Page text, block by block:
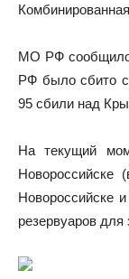
МО РФ
РФ было сбито
95 сбили над
На текущий
Новороссийске
Новороссийске
резервуаров для